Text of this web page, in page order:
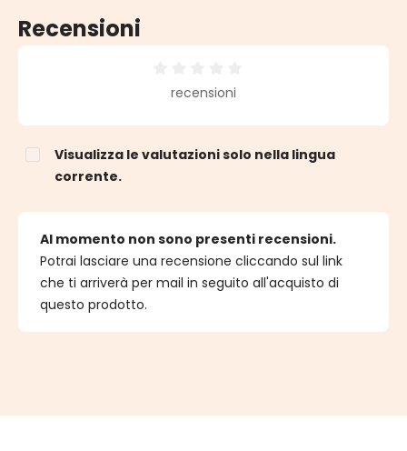
Recensioni
Valutazione media di 0 su 5 stelle
recensioni
Visualizza le valutazioni solo nella lingua
corrente.
Al momento non sono presenti recensioni.
Potrai lasciare una recensione cliccando sul link
che ti arriverà per mail in seguito all'acquisto di
questo prodotto.